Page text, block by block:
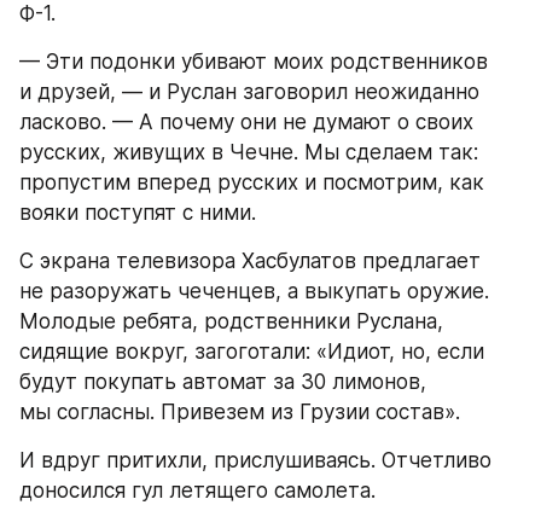
Ф-1.
— Эти подонки убивают моих родственников
и друзей, — и Руслан заговорил неожиданно
ласково. — А почему они не думают о своих
русских, живущих в Чечне. Мы сделаем так:
пропустим вперед русских и посмотрим, как
вояки поступят с ними.
С экрана телевизора Хасбулатов предлагает
не разоружать чеченцев, а выкупать оружие.
Молодые ребята, родственники Руслана,
сидящие вокруг, загоготали: «Идиот, но, если
будут покупать автомат за 30 лимонов,
мы согласны. Привезем из Грузии состав».
И вдруг притихли, прислушиваясь. Отчетливо
доносился гул летящего самолета.